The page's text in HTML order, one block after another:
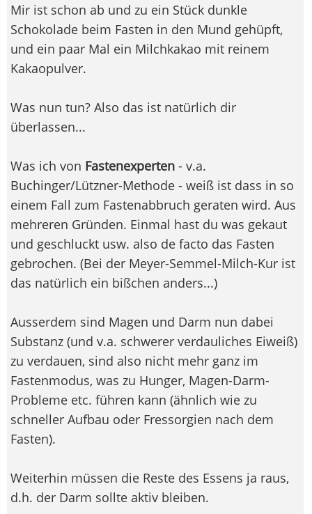
Mir ist schon ab und zu ein Stück dunkle
Schokolade beim Fasten in den Mund gehüpft,
und ein paar Mal ein Milchkakao mit reinem
Kakaopulver.
Was nun tun? Also das ist natürlich dir
überlassen...
Was ich von Fastenexperten - v.a.
Buchinger/Lützner-Methode - weiß ist dass in so
einem Fall zum Fastenabbruch geraten wird. Aus
mehreren Gründen. Einmal hast du was gekaut
und geschluckt usw. also de facto das Fasten
gebrochen. (Bei der Meyer-Semmel-Milch-Kur ist
das natürlich ein bißchen anders...)
Ausserdem sind Magen und Darm nun dabei
Substanz (und v.a. schwerer verdauliches Eiweiß)
zu verdauen, sind also nicht mehr ganz im
Fastenmodus, was zu Hunger, Magen-Darm-
Probleme etc. führen kann (ähnlich wie zu
schneller Aufbau oder Fressorgien nach dem
Fasten).
Weiterhin müssen die Reste des Essens ja raus,
d.h. der Darm sollte aktiv bleiben.